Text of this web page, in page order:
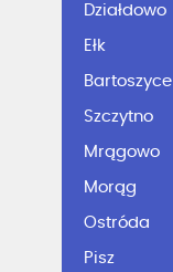
Działdowo
Ełk
Bartoszyce
Szczytno
Mrągowo
Morąg
Ostróda
Pisz